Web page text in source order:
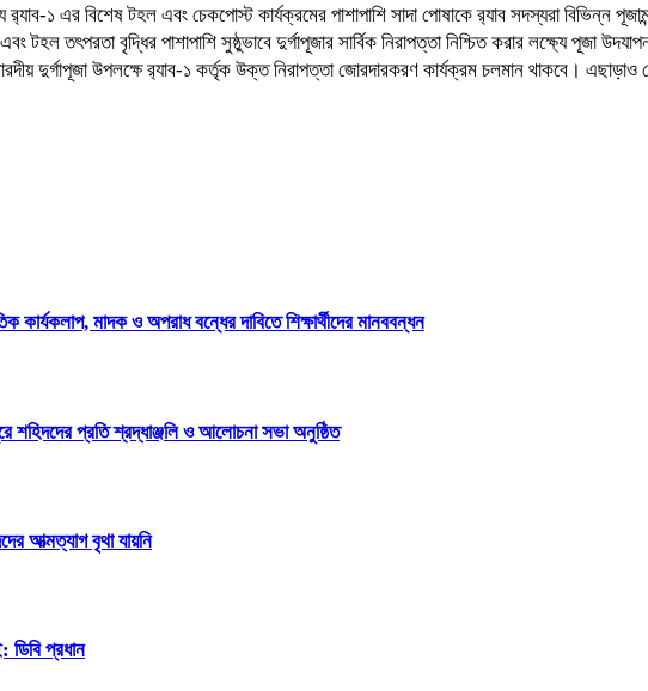
র‌্যাব-১ এর বিশেষ টহল এবং চেকপোস্ট কার্যক্রমের পাশাপাশি সাদা পোষাকে র‌্যাব সদস্যরা বিভিন্ন
তৎপরতা বৃদ্ধির পাশাপাশি সুষ্ঠুভাবে দুর্গাপূজার সার্বিক নিরাপত্তা নিশ্চিত করার লক্ষ্যে পূজা
দুর্গাপূজা উপলক্ষে র‌্যাব-১ কর্তৃক উক্ত নিরাপত্তা জোরদারকরণ কার্যক্রম চলমান থাকবে।
কার্যকলাপ, মাদক ও অপরাধ বন্ধের দাবিতে শিক্ষার্থীদের মানববন্ধন
প্রতি শ্রদ্ধাঞ্জলি ও আলোচনা সভা অনুষ্ঠিত
আত্মত্যাগ বৃথা যায়নি
ডিবি প্রধান